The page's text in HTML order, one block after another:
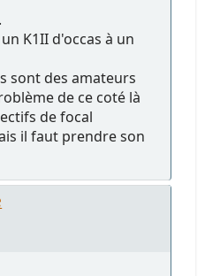
K1II d'occas à un
sont des amateurs
de ce coté là
de focal
il faut prendre son